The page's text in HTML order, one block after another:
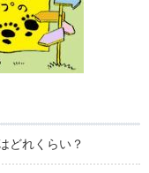
どれくらい？